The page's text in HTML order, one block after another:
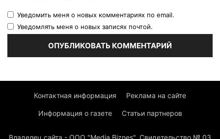
Уведомить меня о новых комментариях по email.
Уведомлять меня о новых записях почтой.
Контактная информация Реклама на сайте
Информация о газете Статьи партнеров